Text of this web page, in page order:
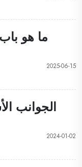
2025-06-15
الجوانب
2024-01-02